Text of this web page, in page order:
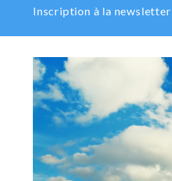
Inscription à la newsletter